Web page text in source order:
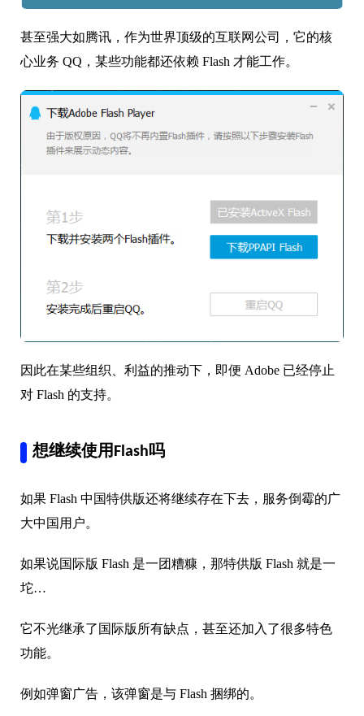
甚至强大如腾讯，作为世界顶级的互联网公司，它的核
心业务 QQ，某些功能都还依赖 Flash 才能工作。
因此在某些组织、利益的推动下，即便 Adobe 已经停止
对 Flash 的支持。
想继续使用Flash吗
如果 Flash 中国特供版还将继续存在下去，服务倒霉的广
大中国用户。
如果说国际版 Flash 是一团糟糠，那特供版 Flash 就是一
坨…
它不光继承了国际版所有缺点，甚至还加入了很多特色
功能。
例如弹窗广告，该弹窗是与 Flash 捆绑的。